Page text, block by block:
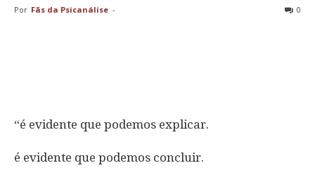
Por Fãs da Psicanálise - 0
“é evidente que podemos explicar.
é evidente que podemos concluir.